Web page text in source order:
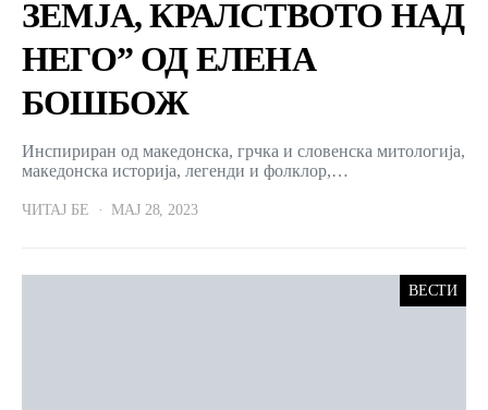
ЗЕМЈА, КРАЛСТВОТО НАД
НЕГО” ОД ЕЛЕНА
БОШБОЖ
Инспириран од македонска, грчка и словенска митологија,
македонска историја, легенди и фолклор,…
ЧИТАЈ БЕ МАЈ 28, 2023
ВЕСТИ